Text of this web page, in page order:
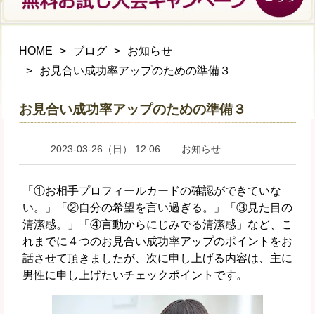
HOME ブログ
お知らせ
お見合い成功率アップのための準備３
お見合い成功率アップのための準備３
2023-03-26（日） 12:06 お知らせ
「①お相手プロフィールカードの確認ができていな
い。」「②自分の希望を言い過ぎる。」「③見た目の
清潔感。」「④言動からにじみでる清潔感」など、こ
れまでに４つのお見合い成功率アップのポイントをお
話させて頂きましたが、次に申し上げる内容は、主に
男性に申し上げたいチェックポイントです。